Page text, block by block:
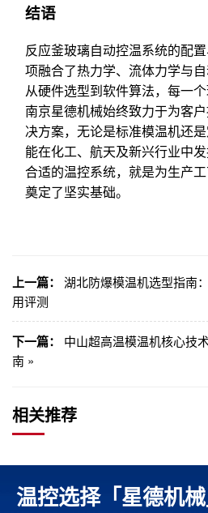
结语
反应釜玻璃自动控温系统的配
项融合了热力学、流体力学与自
从硬件选型到软件算法，每一
南京星德机械始终致力于为客
决方案，无论是标准模温机还
能在化工、航天及新兴行业中
合适的温控系统，就是为生产
奠定了坚实基础。
上一篇：
湖北防爆模温机选型指南
用评测
下一篇：
中山超高温模温机核心技
南 »
相关推荐
温控选择「星德机